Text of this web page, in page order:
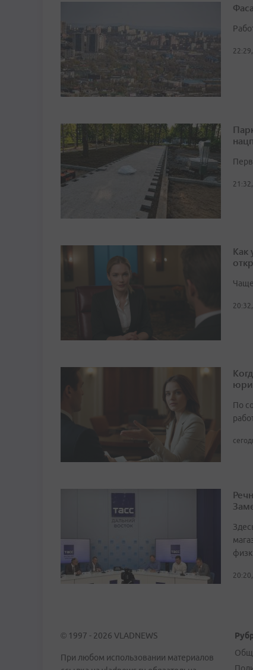
Как
По
© 1997 - 2026 VLADNEWS
При любом использовании материалов